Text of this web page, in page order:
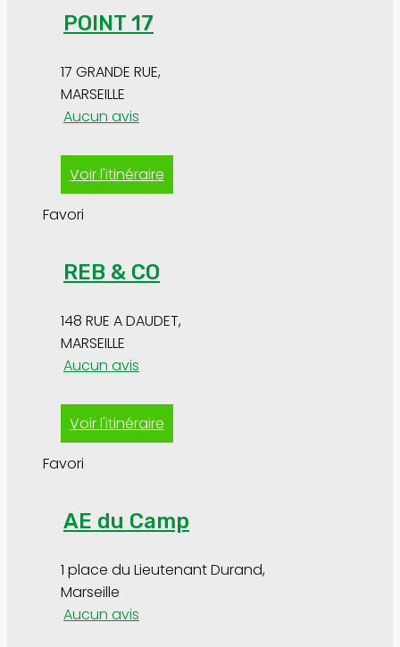
POINT 17
17 GRANDE RUE,
MARSEILLE
Aucun avis
Voir l'itinéraire
Favori
REB & CO
148 RUE A DAUDET,
MARSEILLE
Aucun avis
Voir l'itinéraire
Favori
AE du Camp
1 place du Lieutenant Durand,
Marseille
Aucun avis